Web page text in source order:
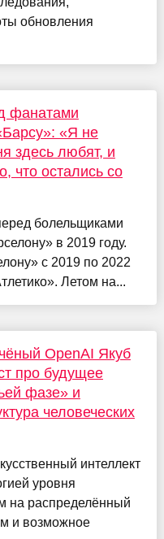
обновления
фанатами
«Я не
здесь любят, и
что остались со
болельщиками
в 2019 году.
с 2019 по 2022
Летом на...
OpenAI Якуб
про будущее
фазе» и
человеческих
интеллект
уровня
на распределённый
и возможное